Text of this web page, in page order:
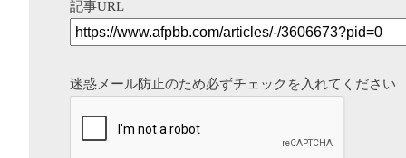
記事URL
迷惑メール防止のため必ずチェックを入れてください